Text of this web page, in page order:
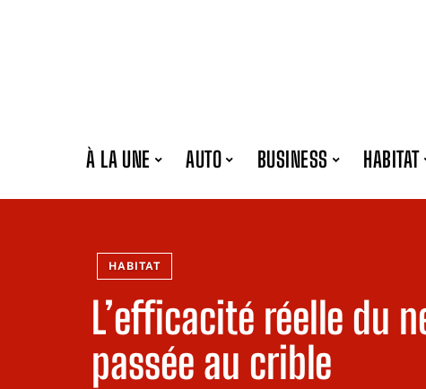
À LA UNE AUTO BUSINESS HABITAT
HABITAT
L’efficacité réelle du
passée au crible